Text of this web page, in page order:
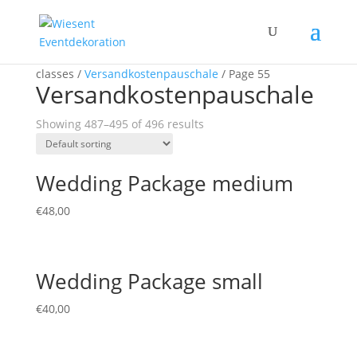
classes / Versandkostenpauschale / Page 55
Versandkostenpauschale
Showing 487–495 of 496 results
Wedding Package medium
€48,00
Wedding Package small
€40,00